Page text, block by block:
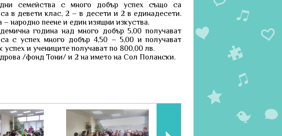
семейства с много добър успех също са
в девети клас, 2 – в десети и 2 в единадесети.
– народно пеене и един изящни изкуства.
година над много добър 5,00 получават
с успех много добър 4,50 – 5,00 и получават
и учениците получават по 800,00 лв.
/фонд Тони/ и 2 на името на Сол Полански.